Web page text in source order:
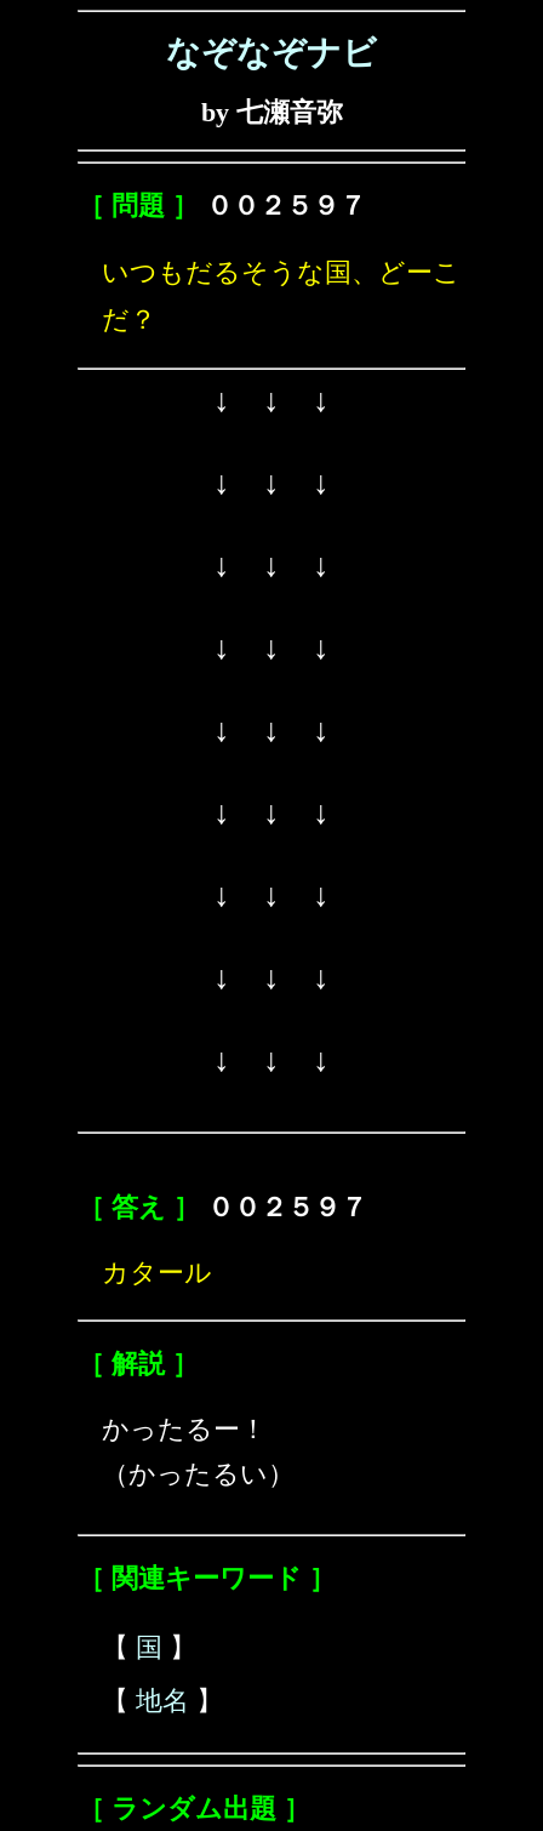
なぞなぞナビ
by 七瀬音弥
［ 問題 ］ ００２５９７
いつもだるそうな国、どーこ
だ？
↓ ↓ ↓
↓ ↓ ↓
↓ ↓ ↓
↓ ↓ ↓
↓ ↓ ↓
↓ ↓ ↓
↓ ↓ ↓
↓ ↓ ↓
↓ ↓ ↓
［ 答え ］ ００２５９７
カタール
［ 解説 ］
かったるー！
（かったるい）
［ 関連キーワード ］
【 国 】
【 地名 】
［ ランダム出題 ］